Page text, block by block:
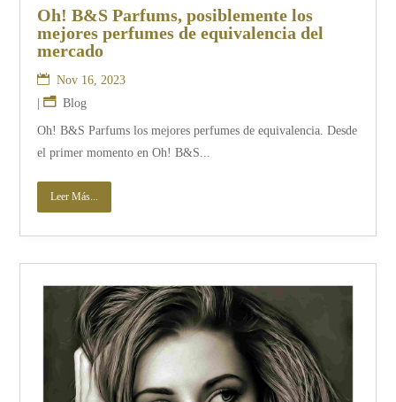
Oh! B&S Parfums, posiblemente los
mejores perfumes de equivalencia del
mercado
Nov 16, 2023
|
Blog
Oh! B&S Parfums los mejores perfumes de equivalencia. Desde
el primer momento en Oh! B&S...
Leer Más...